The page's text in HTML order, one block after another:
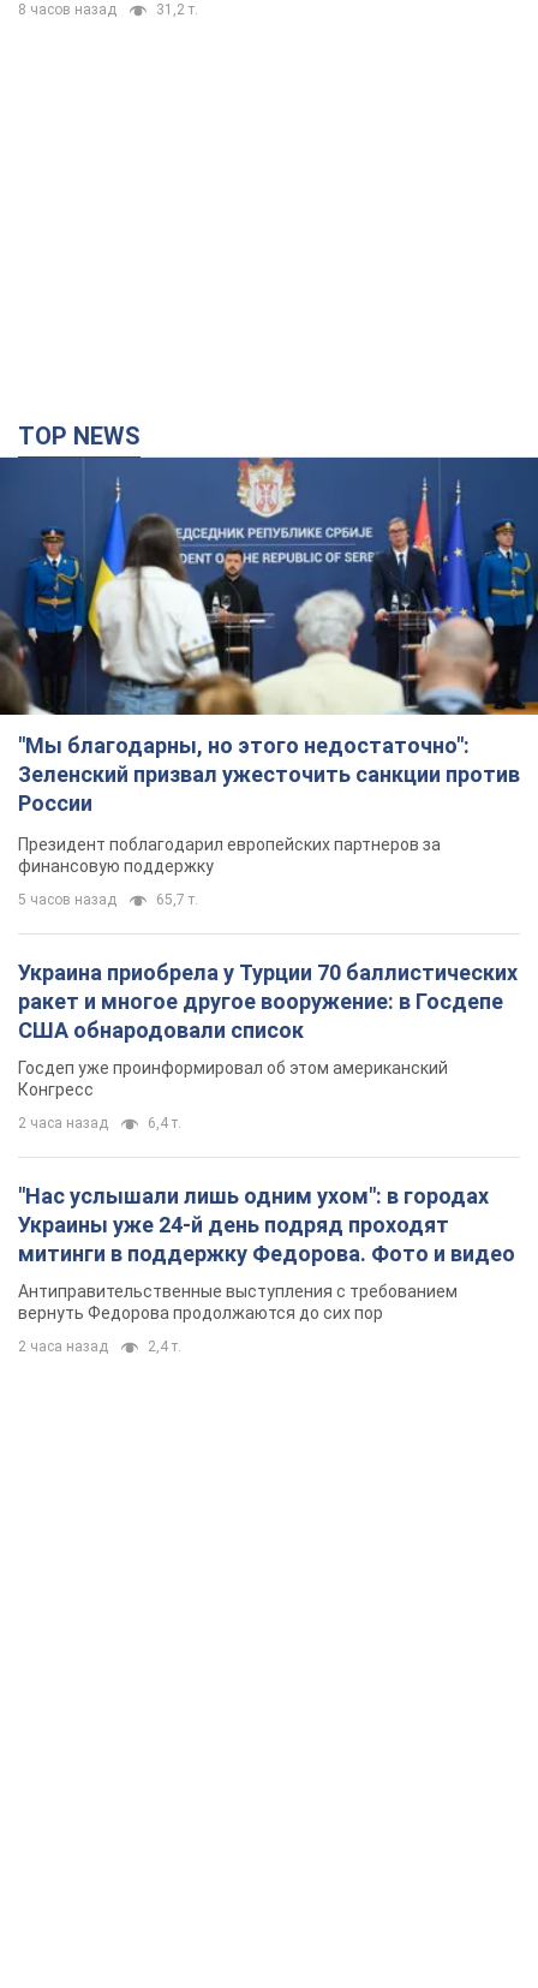
8 часов назад 31,2 т.
TOP NEWS
"Мы благодарны, но этого недостаточно":
Зеленский призвал ужесточить санкции против
России
Президент поблагодарил европейских партнеров за
финансовую поддержку
5 часов назад 65,7 т.
Украина приобрела у Турции 70 баллистических
ракет и многое другое вооружение: в Госдепе
США обнародовали список
Госдеп уже проинформировал об этом американский
Конгресс
2 часа назад 6,4 т.
"Нас услышали лишь одним ухом": в городах
Украины уже 24-й день подряд проходят
митинги в поддержку Федорова. Фото и видео
Антиправительственные выступления с требованием
вернуть Федорова продолжаются до сих пор
2 часа назад 2,4 т.